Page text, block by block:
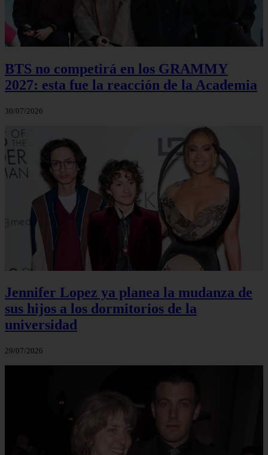
BTS no competirá en los GRAMMY
2027: esta fue la reacción de la Academia
30/07/2026
Jennifer Lopez ya planea la mudanza de
sus hijos a los dormitorios de la
universidad
29/07/2026